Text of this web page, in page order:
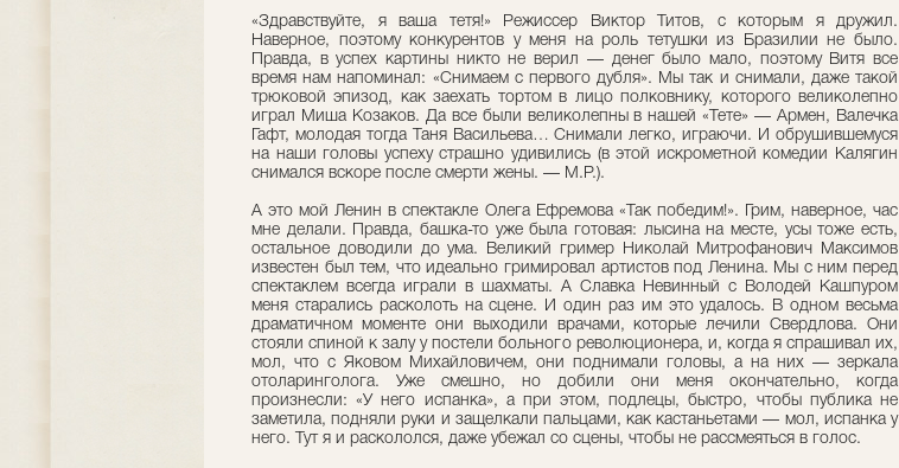
«Здравствуйте, я ваша тетя!» Режиссер Виктор Титов, с которым я дружил.
Наверное, поэтому конкурентов у меня на роль тетушки из Бразилии не было.
Правда, в успех картины никто не верил — денег было мало, поэтому Витя все
время нам напоминал: «Снимаем с первого дубля». Мы так и снимали, даже такой
трюковой эпизод, как заехать тортом в лицо полковнику, которого великолепно
играл Миша Козаков. Да все были великолепны в нашей «Тете» — Армен, Валечка
Гафт, молодая тогда Таня Васильева… Снимали легко, играючи. И обрушившемуся
на наши головы успеху страшно удивились (в этой искрометной комедии Калягин
снимался вскоре после смерти жены. — М.Р.).
А это мой Ленин в спектакле Олега Ефремова «Так победим!». Грим, наверное, час
мне делали. Правда, башка-то уже была готовая: лысина на месте, усы тоже есть,
остальное доводили до ума. Великий гример Николай Митрофанович Максимов
известен был тем, что идеально гримировал артистов под Ленина. Мы с ним перед
спектаклем всегда играли в шахматы. А Славка Невинный с Володей Кашпуром
меня старались расколоть на сцене. И один раз им это удалось. В одном весьма
драматичном моменте они выходили врачами, которые лечили Свердлова. Они
стояли спиной к залу у постели больного революционера, и, когда я спрашивал их,
мол, что с Яковом Михайловичем, они поднимали головы, а на них — зеркала
отоларинголога. Уже смешно, но добили они меня окончательно, когда
произнесли: «У него испанка», а при этом, подлецы, быстро, чтобы публика не
заметила, подняли руки и защелкали пальцами, как кастаньетами — мол, испанка у
него. Тут я и раскололся, даже убежал со сцены, чтобы не рассмеяться в голос.